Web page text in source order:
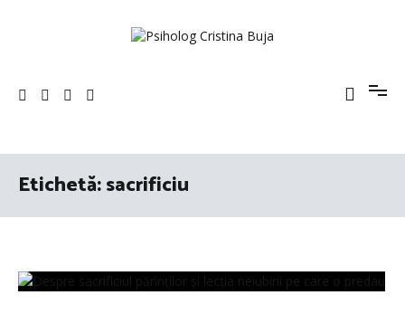
Etichetă:sacrificiu